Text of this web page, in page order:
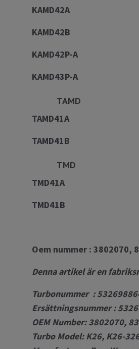
KAMD42A
KAMD42B
KAMD42P-A
KAMD43P-A
TAMD
TAMD41A
TAMD41B
TMD
TMD41A
TMD41B
Oem nummer : 3802070,
Denna artikel är en
Turbonummer :
Ersättningsnummer :
OEM Number: 3802070,
Turbo Model: K26, K26-